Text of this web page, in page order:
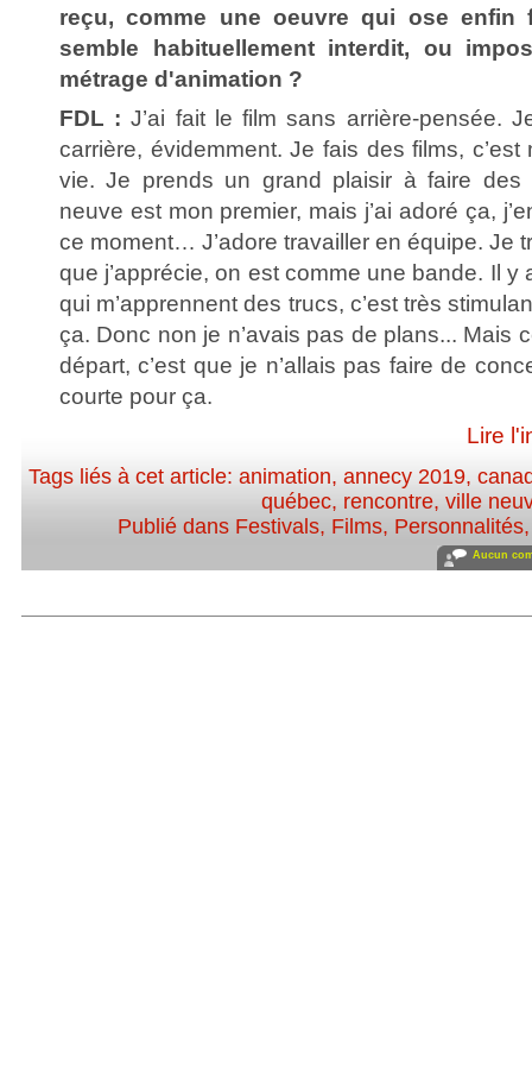
reçu, comme une oeuvre qui ose enfin
semble habituellement interdit, ou
métrage d'animation ?
FDL :J’ai fait le film sans arrière-pensée.
carrière, évidemment. Je fais des films,
vie. Je prends un grand plaisir à faire des
neuve est mon premier, mais j’ai adoré ça,
ce moment… J’adore travailler en équipe. Je
que j’apprécie, on est comme une bande. Il
qui m’apprennent des trucs, c’est très
ça. Donc non je n’avais pas de plans... Mais
départ, c’est que je n’allais pas faire de
courte pour ça.
Lire
Tags liés à cet article:animation,annecy 2019,
québec, rencontre,ville
Publié dans Festivals, Films,
Aucun